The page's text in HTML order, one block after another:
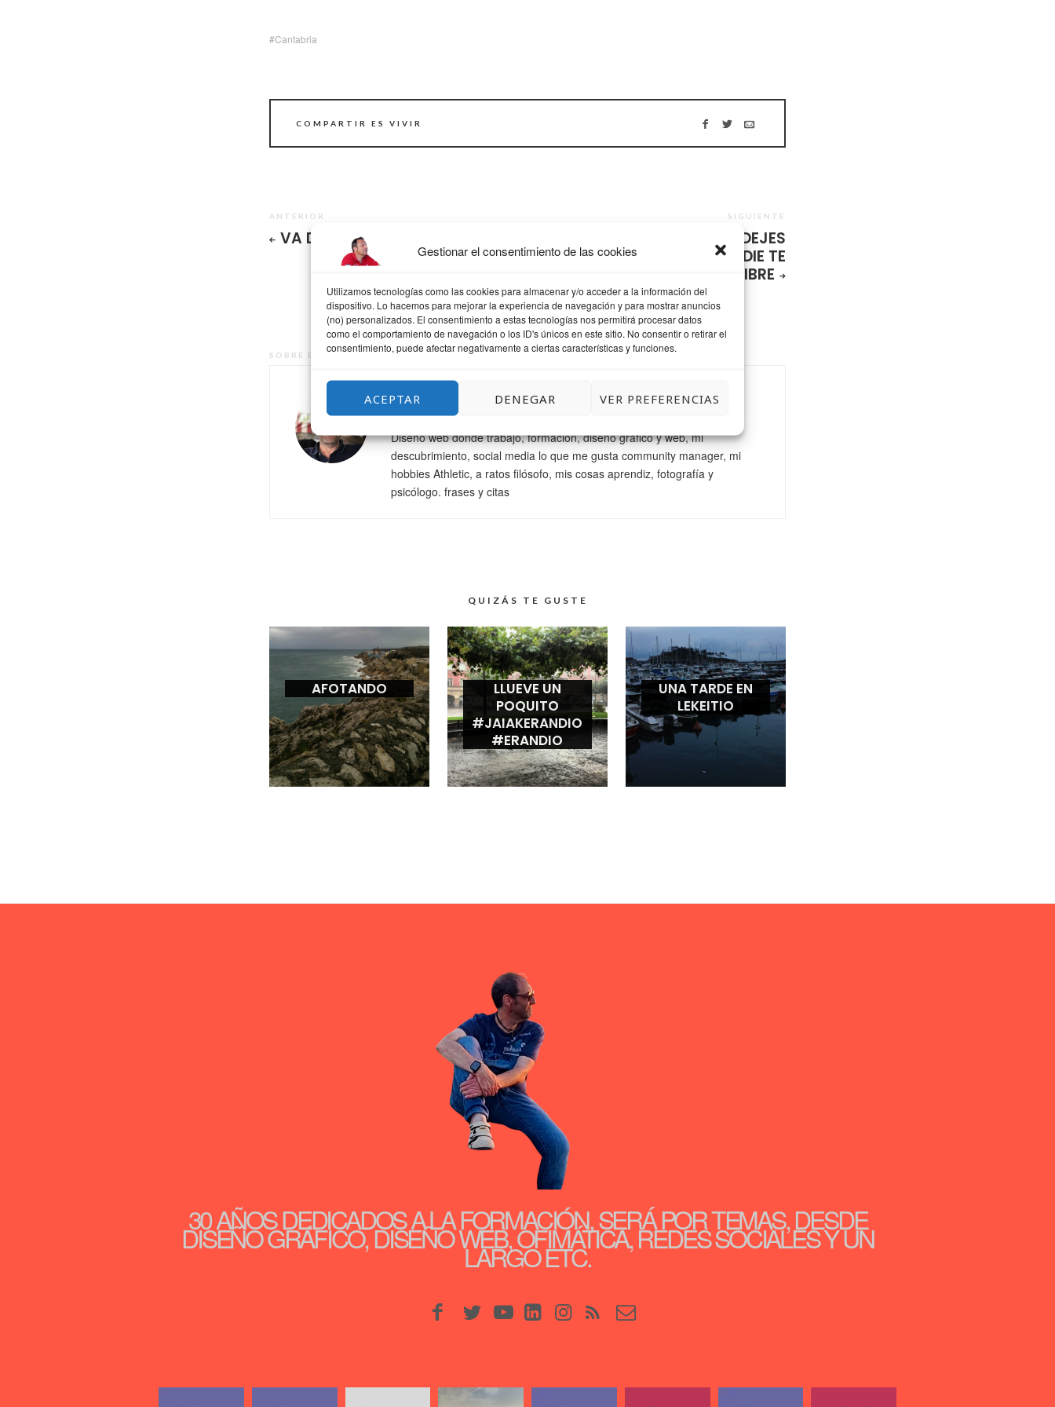
Gestionar el consentimiento de las cookies
Utilizamos tecnologías como las cookies para almacenar y/o acceder a la información del
dispositivo. Lo hacemos para mejorar la experiencia de navegación y para mostrar anuncios
(no) personalizados. El consentimiento a estas tecnologías nos permitirá procesar datos
como el comportamiento de navegación o los ID's únicos en este sitio. No consentir o retirar el
consentimiento, puede afectar negativamente a ciertas características y funciones.
ACEPTAR DENEGAR VER PREFERENCIAS
Cantabria
COMPARTIR ES VIVIR
ANTERIOR
VA DE PUERTOS
SIGUIENTE
ANILLOTAS NO DEJES
NUNCA QUE NADIE TE
AMARRE #LIBRE
SOBRE EL AUTOR
Josu Salvador Olazabal
Todoterreno que sabe un poco de todo y mucho de nada, mis niñas,
Diseño web donde trabajo, formación, diseño gráfico y web, mi
descubrimiento, social media lo que me gusta community manager, mi
hobbies Athletic, a ratos filósofo, mis cosas aprendiz, fotografía y
psicólogo. frases y citas
QUIZÁS TE GUSTE
AFOTANDO
LLUEVE UN
POQUITO
#JAIAKERANDIO
#ERANDIO
UNA TARDE EN
LEKEITIO
30 AÑOS DEDICADOS A LA FORMACIÓN, SERÁ POR TEMAS, DESDE
DISEÑO GRÁFICO, DISEÑO WEB, OFIMÁTICA, REDES SOCIALES Y UN
LARGO ETC.